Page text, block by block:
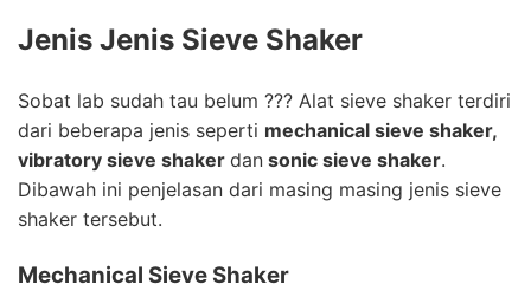
Jenis Jenis Sieve Shaker
Sobat lab sudah tau belum ??? Alat sieve shaker terdiri
dari beberapa jenis seperti mechanical sieve shaker,
vibratory sieve shaker dan sonic sieve shaker.
Dibawah ini penjelasan dari masing masing jenis sieve
shaker tersebut.
Mechanical Sieve Shaker